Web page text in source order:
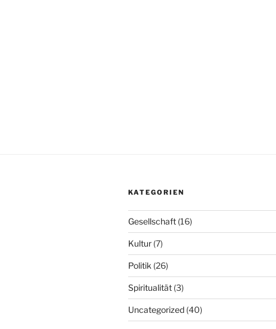
KATEGORIEN
Gesellschaft (16)
Kultur (7)
Politik (26)
Spiritualität (3)
Uncategorized (40)